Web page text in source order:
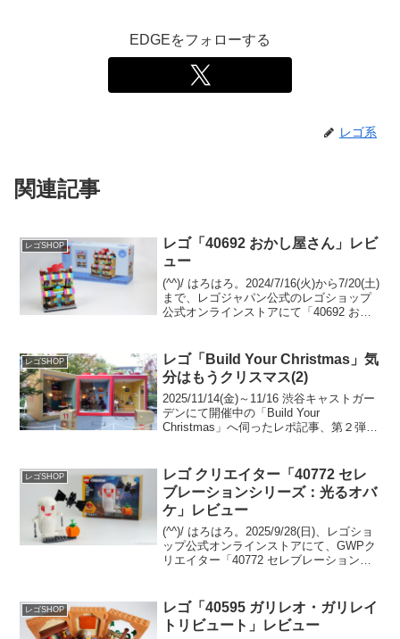
EDGEをフォローする
レゴ系
関連記事
レゴSHOP
レゴ「40692 おかし屋さん」レビ
ュー
(^^)/ はろはろ。2024/7/16(火)から7/20(土)
まで、レゴジャパン公式のレゴショップ
公式オンラインストアにて「40692 おか
￥28,000-(税込)...
レゴSHOP
レゴ「Build Your Christmas」気
分はもうクリスマス(2)
2025/11/14(金)～11/16 渋谷キャストガー
デンにて開催中の「Build Your
Christmas」へ伺ったレポ記事、第２弾で
事レゴショ...
レゴSHOP
レゴ クリエイター「40772 セレ
ブレーションシリーズ：光るオバ
ケ」レビュー
(^^)/ はろはろ。2025/9/28(日)、レゴショ
ップ公式オンラインストアにて、GWPク
リエイター「40772 セレブレーションシ
ゴ社からセットをお送...
レゴSHOP
レゴ「40595 ガリレオ・ガリレイ
トリビュート」レビュー